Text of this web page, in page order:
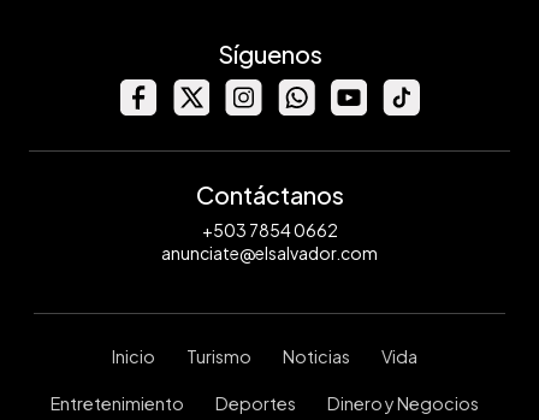
Síguenos
Contáctanos
+503 7854 0662
anunciate@elsalvador.com
Inicio Turismo Noticias Vida
Entretenimiento Deportes Dinero y Negocios